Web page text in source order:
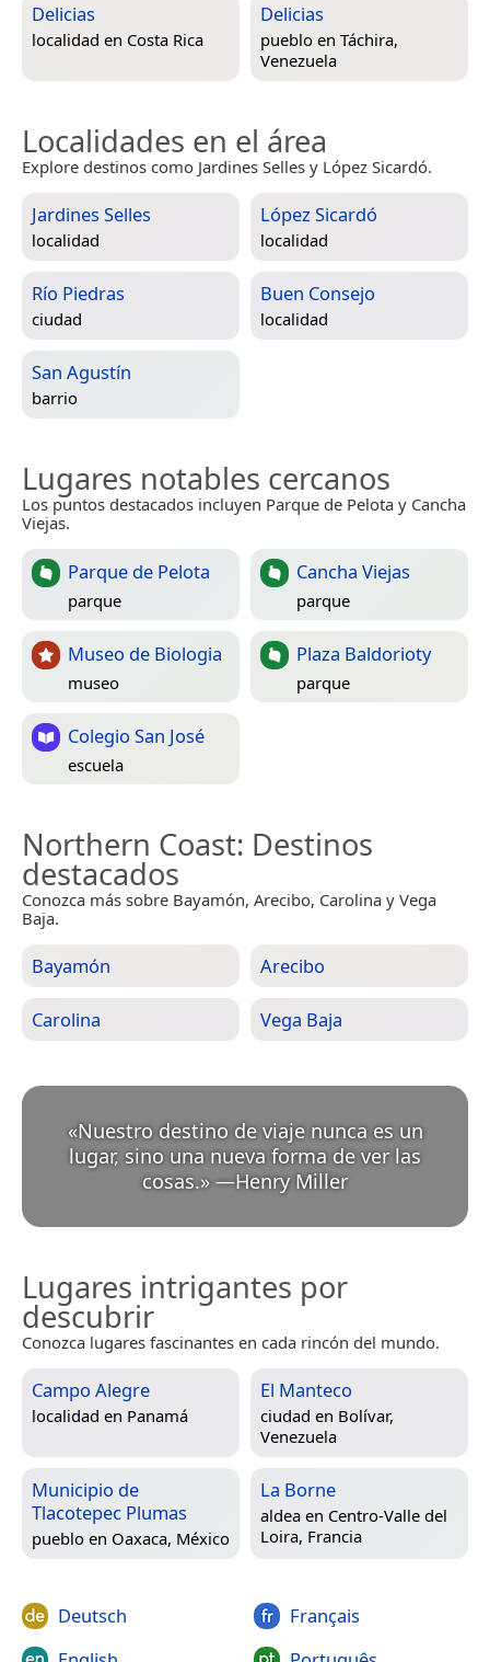
Delicias
localidad en Costa Rica
Delicias
pueblo en Táchira,
Venezuela
Localidades en el área
Explore destinos como Jardines Selles y López Sicardó.
Jardines Selles
localidad
López Sicardó
localidad
Río Piedras
ciudad
Buen Consejo
localidad
San Agustín
barrio
Lugares notables cercanos
Los puntos destacados incluyen Parque de Pelota y Cancha
Viejas.
Parque de Pelota
parque
Cancha Viejas
parque
Museo de Biologia
museo
Plaza Baldorioty
parque
Colegio San José
escuela
Northern Coast: Destinos
destacados
Conozca más sobre Bayamón, Arecibo, Carolina y Vega
Baja.
Bayamón Arecibo
Carolina Vega Baja
«Nuestro destino de viaje nunca es un
lugar, sino una nueva forma de ver las
cosas.» —Henry Miller
Lugares intrigantes por
descubrir
Conozca lugares fascinantes en cada rincón del mundo.
Campo Alegre
localidad en Panamá
El Manteco
ciudad en Bolívar,
Venezuela
Municipio de
Tlacotepec Plumas
pueblo en Oaxaca, México
La Borne
aldea en Centro-Valle del
Loira, Francia
Deutsch
Français